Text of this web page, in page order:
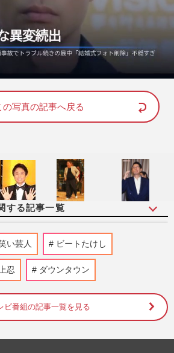
o
d
:
の写真の記事へ戻る
する記事一覧
道番組「続けてほしい！」司会者ラン
グTOP10》明るく元気・水卜麻美アナ
えたトップ2は、羽鳥慎…
性2026年6月2日号
道番組「やめてほしい」司会者ランキ
TOP10》ビートたけし・太田光・恵俊
い芸人 ビートたけし
忍 ダウンタウン
ビ番組の記事一覧を見る